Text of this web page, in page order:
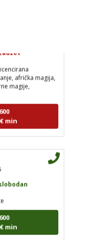
afrička magija,
magije,
min
min